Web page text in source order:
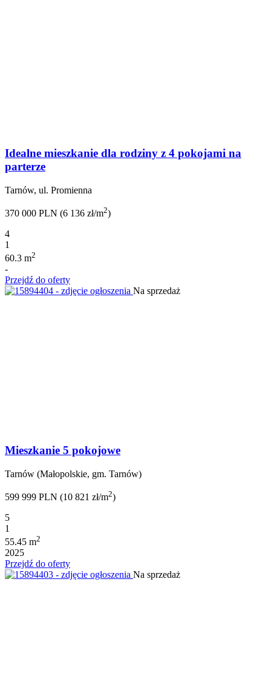
Idealne mieszkanie dla rodziny z 4 pokojami na
parterze
Tarnów, ul. Promienna
370 000 PLN (6 136 zł/m2)
4
1
60.3 m2
-
Przejdź do oferty
Na sprzedaż
Mieszkanie 5 pokojowe
Tarnów (Małopolskie, gm. Tarnów)
599 999 PLN (10 821 zł/m2)
5
1
55.45 m2
2025
Przejdź do oferty
Na sprzedaż